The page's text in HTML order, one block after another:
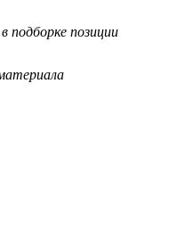
подборке позиции